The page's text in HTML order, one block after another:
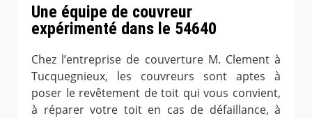
Une équipe de couvreur
expérimenté dans le 54640
Chez l’entreprise de couverture M. Clement à
Tucquegnieux, les couvreurs sont aptes à
poser le revêtement de toit qui vous convient,
à réparer votre toit en cas de défaillance, à